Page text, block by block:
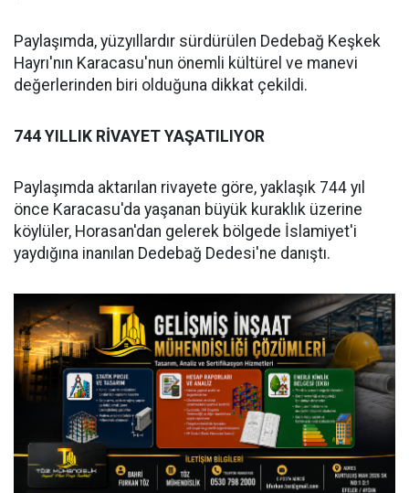
Paylaşımda, yüzyıllardır sürdürülen Dedebağ Keşkek
Hayrı'nın Karacasu'nun önemli kültürel ve manevi
değerlerinden biri olduğuna dikkat çekildi.
744 YILLIK RİVAYET YAŞATILIYOR
Paylaşımda aktarılan rivayete göre, yaklaşık 744 yıl
önce Karacasu'da yaşanan büyük kuraklık üzerine
köylüler, Horasan'dan gelerek bölgede İslamiyet'i
yaydığına inanılan Dedebağ Dedesi'ne danıştı.